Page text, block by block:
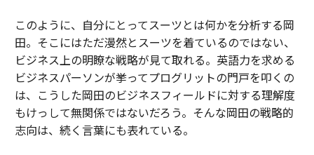
このように、自分にとってスーツとは何かを分析する岡
田。そこにはただ漫然とスーツを着ているのではない、
ビジネス上の明瞭な戦略が見て取れる。英語力を求める
ビジネスパーソンが挙ってプログリットの門戸を叩くの
は、こうした岡田のビジネスフィールドに対する理解度
もけっして無関係ではないだろう。そんな岡田の戦略的
志向は、続く言葉にも表れている。